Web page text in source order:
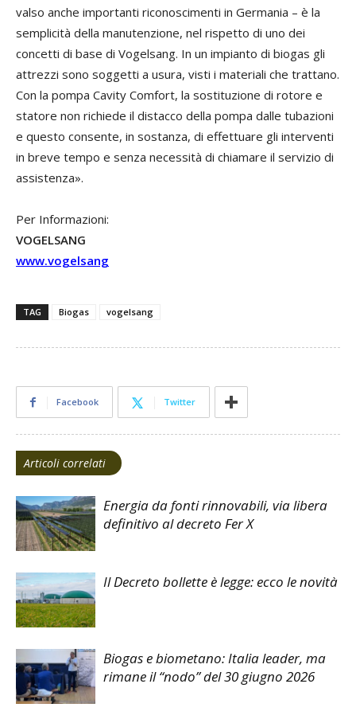
valso anche importanti riconoscimenti in Germania – è la
semplicità della manutenzione, nel rispetto di uno dei
concetti di base di Vogelsang. In un impianto di biogas gli
attrezzi sono soggetti a usura, visti i materiali che trattano.
Con la pompa Cavity Comfort, la sostituzione di rotore e
statore non richiede il distacco della pompa dalle tubazioni
e questo consente, in sostanza, di effettuare gli interventi
in breve tempo e senza necessità di chiamare il servizio di
assistenza».
Per Informazioni:
VOGELSANG
www.vogelsang
TAG Biogas vogelsang
Facebook Twitter
Articoli correlati
Energia da fonti rinnovabili, via libera
definitivo al decreto Fer X
Il Decreto bollette è legge: ecco le novità
Biogas e biometano: Italia leader, ma
rimane il “nodo” del 30 giugno 2026